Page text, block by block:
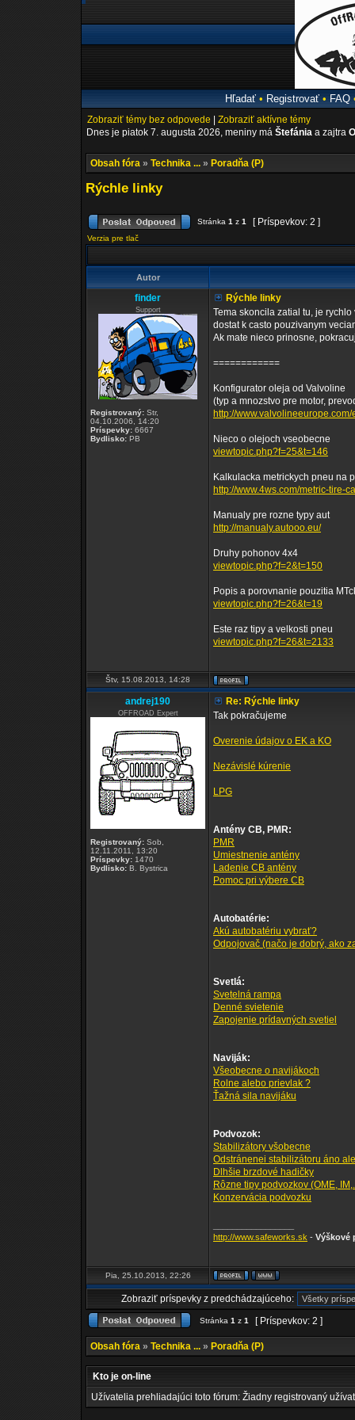
Hľadať• Registrovať• FAQ
Zobraziť témy bez odpovede
Zobraziť aktívne témy
Dnes je piatok 7. augusta 2026, meniny má Štefánia a zajtra
Obsah fóra » Technika ... » Poradňa (P)
Rýchle linky
Stránka 1 z 1 [ Príspevkov: 2 ]
Verzia pre tlač
Autor
finder
Support
Registrovaný: Str,
04.10.2006, 14:20
Príspevky: 6667
Bydlisko: PB
Rýchle linky
Tema skoncila zatial tu, je
dostat k casto pouzivanym
Ak mate nieco prinosne,
============
Konfigurator oleja od Valvoline
(typ a mnozstvo pre motor,
http://
Nieco o olejoch vseobecne
viewtopic.php?f=25&t=146
Kalkulacka metrickych pneu na
http://www.4ws.com/metric-tire-
Manualy pre rozne typy aut
http://manualy.autooo.eu/
Druhy pohonov 4x4
viewtopic.php?f=2&t=150
Popis a porovnanie pouzitia
viewtopic.php?f=26&t=19
Este raz tipy a velkosti pneu
viewtopic.php?f=26&t=2133
Štv, 15.08.2013, 14:28
andrej190
OFFROAD Expert
Registrovaný: Sob,
12.11.2011, 13:20
Príspevky: 1470
Bydlisko: B. Bystrica
Re: Rýchle linky
Tak pokračujeme
Overenie údajov o EK a KO
Nezávislé kúrenie
LPG
Antény CB, PMR:
PMR
Umiestnenie antény
Ladenie CB antény
Pomoc pri výbere CB
Autobatérie:
Akú autobatériu vybrať?
Odpojovač (načo je dobrý, ako
Svetlá:
Svetelná rampa
Denné svietenie
Zapojenie prídavných svetiel
Naviják:
Všeobecne o navijákoch
Rolne alebo prievlak ?
Ťažná sila navijáku
Podvozok:
Stabilizátory všobecne
Odstránenei stabilizátoru áno
Dlhšie brzdové hadičky
Rôzne tipy podvozkov (OME,
Konzervácia podvozku
http://www.safeworks.sk - Výškové
Pia, 25.10.2013, 22:26
Zobraziť príspevky z predchádzajúceho:
Stránka 1 z 1 [ Príspevkov: 2 ]
Obsah fóra » Technika ... » Poradňa (P)
Kto je on-line
Užívatelia prehliadajúci toto fórum: Žiadny registrovaný